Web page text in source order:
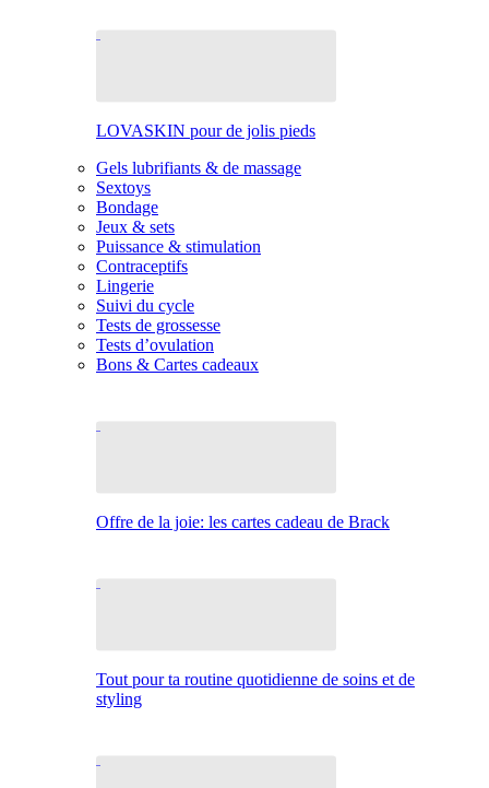
LOVASKIN pour de jolis pieds
Gels lubrifiants & de massage
Sextoys
Bondage
Jeux & sets
Puissance & stimulation
Contraceptifs
Lingerie
Suivi du cycle
Tests de grossesse
Tests d’ovulation
Bons & Cartes cadeaux
Offre de la joie: les cartes cadeau de Brack
Tout pour ta routine quotidienne de soins et de
styling